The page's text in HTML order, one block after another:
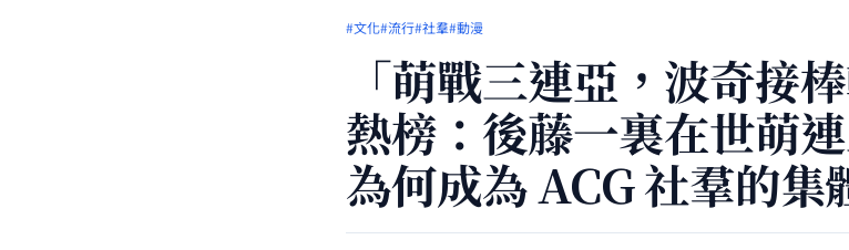
#文化#流行#社羣#動漫
「萌戰三連亞，波奇接
熱榜：後藤一裏在世萌
為何成為 ACG 社羣的集